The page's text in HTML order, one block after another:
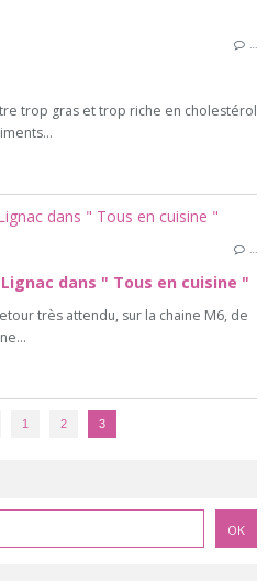
…
trop gras et trop riche en cholestérol
…
dans " Tous en cuisine "
très attendu, sur la chaine M6, de
1 2 3